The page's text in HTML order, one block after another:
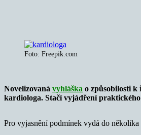
Foto: Freepik.com
Novelizovaná vyhláška o způsobilosti k
kardiologa. Stačí vyjádření
Pro vyjasnění podmínek vydá do